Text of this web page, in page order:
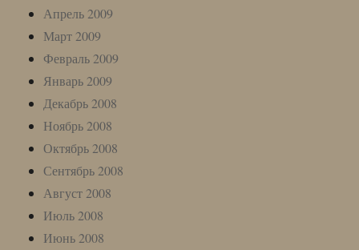
Апрель 2009
Март 2009
Февраль 2009
Январь 2009
Декабрь 2008
Ноябрь 2008
Октябрь 2008
Сентябрь 2008
Август 2008
Июль 2008
Июнь 2008